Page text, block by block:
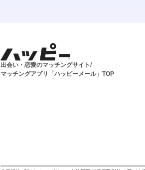
出会い・恋愛のマッチングサイト/
マッチングアプリ「ハッピーメール」TOP